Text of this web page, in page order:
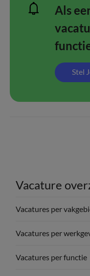
Als
Stel
Vacature
Vacatures per
Vacatures per
Vacatures per functie